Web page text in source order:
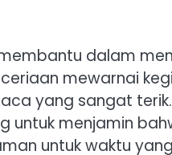
dalam
mewarnai
yang sangat terik.
untuk menjamin
untuk waktu